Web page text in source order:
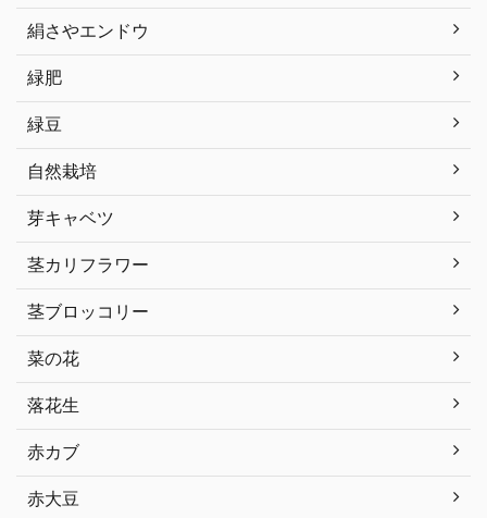
絹さやエンドウ
緑肥
緑豆
自然栽培
芽キャベツ
茎カリフラワー
茎ブロッコリー
菜の花
落花生
赤カブ
赤大豆